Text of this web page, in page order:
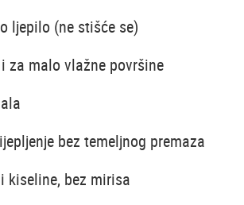
ljepilo (ne stišće se)
za malo vlažne površine
bez temeljnog premaza
kiseline, bez mirisa